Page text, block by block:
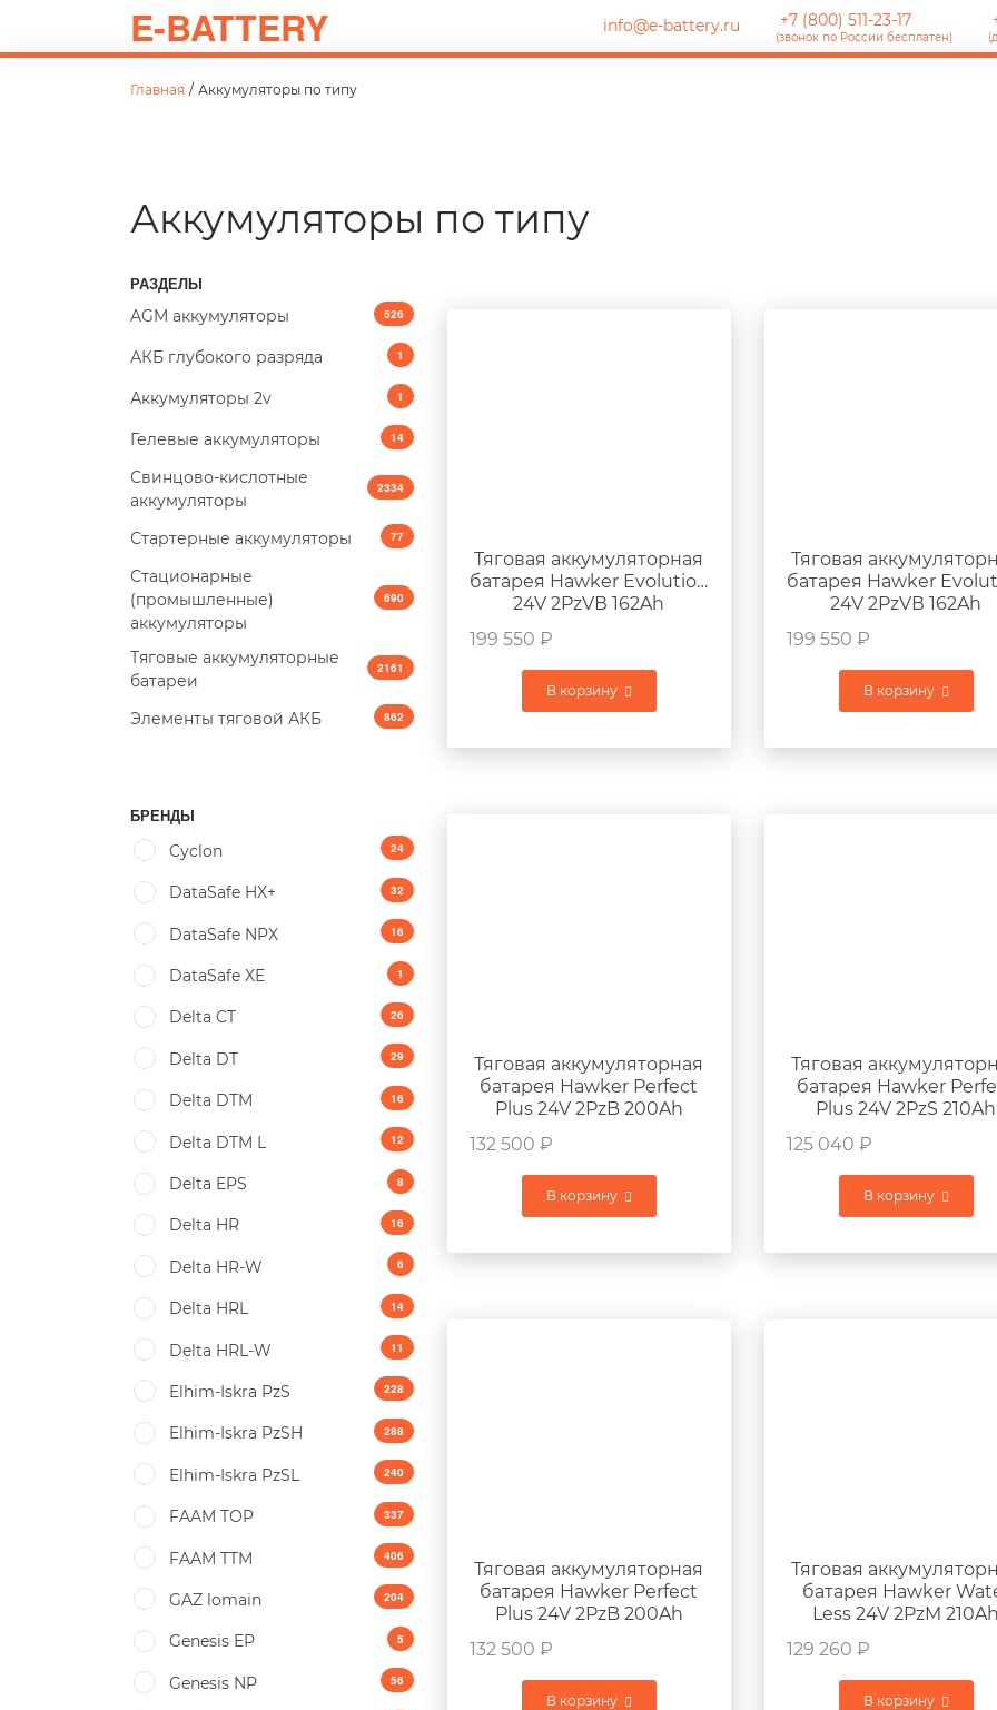
E-BATTERY info@e-battery.ru +7 (800) 511-23-17
(звонок по России бесплатен)
Главная / Аккумуляторы по типу
Аккумуляторы по типу
Тяговая аккумуляторная
батарея Hawker Evolution
24V 2PzVВ 162Ah
199 550 ₽
В корзину
Тяговая
батарея Hawker
24V 2PzVВ 162Ah
199 550 ₽
В корзину
Тяговая аккумуляторная
батарея Hawker Perfect
Plus 24V 2PzB 200Ah
132 500 ₽
В корзину
Тяговая
батарея Hawker
Plus 24V 2PzS 210Ah
125 040 ₽
В корзину
Тяговая аккумуляторная
батарея Hawker Perfect
Plus 24V 2PzB 200Ah
132 500 ₽
В корзину
Тяговая
батарея Hawker
Less 24V 2PzM 210Ah
129 260 ₽
В корзину
РАЗДЕЛЫ
AGM аккумуляторы
526
АКБ глубокого разряда 1
Аккумуляторы 2v 1
Гелевые аккумуляторы 14
Свинцово-кислотные
аккумуляторы
2334
Стартерные аккумуляторы 77
Стационарные
(промышленные)
аккумуляторы
690
Тяговые аккумуляторные
батареи
2161
Элементы тяговой АКБ 862
БРЕНДЫ
Cyclon
24
DataSafe HX+ 32
DataSafe NPX 16
DataSafe XE 1
Delta CT 26
Delta DT 29
Delta DTM 16
Delta DTM L 12
Delta EPS 8
Delta HR 16
Delta HR-W 6
Delta HRL 14
Delta HRL-W 11
Elhim-Iskra PzS 228
Elhim-Iskra PzSH 288
Elhim-Iskra PzSL 240
FAAM TOP 337
FAAM TTM 406
GAZ lomain 204
Genesis EP 5
Genesis NP 56